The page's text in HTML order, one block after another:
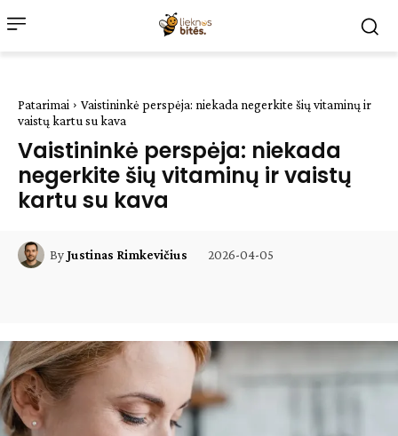
Patarimai
Vaistininkė perspėja: niekada negerkite šių vitaminų ir
vaistų kartu su kava
Vaistininkė perspėja: niekada
negerkite šių vitaminų ir vaistų
kartu su kava
ByJustinas Rimkevičius 2026-04-05